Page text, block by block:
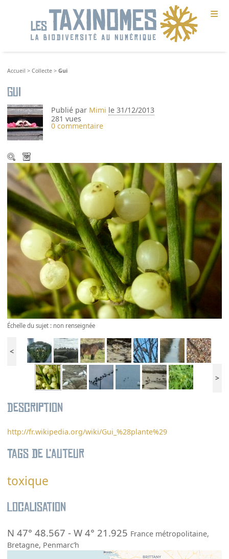
≡
Accueil >Collecte >Gui
Gui
Publié par Mimi le 31/12/2013
281 vues
0 commentaire
Échelle du sujet : non renseignée
<
>
Description
http://fr.wikipedia.org/wiki/Gui_%28plante%29
Tags de l’auteur
toxique
Localisation
N 47° 48.567 -W 4° 21.925 France métropolitaine,
Bretagne, Penmarc’h